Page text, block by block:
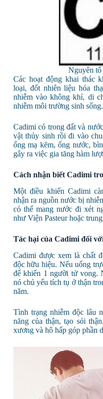
Nguyên
Các hoạt động khai thác
loại, đốt nhiên liệu hóa
nhiễm vào không khí, di
nhiễm môi trường sinh sống.
Cadimi có trong đất và
vật thủy sinh rồi đi vào
ống mạ kẽm, ống nước,
gây ra việc gia tăng hàm
Cách nhận biết Cadimi
Một điều khiến Cadimi
nhận ra nguồn nước bị
có thể mang nước đi xét
như Viện Pasteur hoặc
Tác hại của Cadimi đối
Cadimi được xem là chất
độc hữu hiệu. Nếu uống
để khiến 1 người tử vong.
nó chủ yếu tích tụ ở thận
năm.
Tình trạng nhiễm độc lâu
năng của thận, tạo sỏi
xương và hô hấp góp phần